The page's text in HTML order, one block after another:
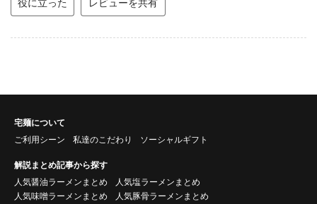
役に立った レビューを共有
宅麺について
ご利用シーン
私達のこだわり ソーシャルギフト
解説まとめ記事から探す
人気醤油ラーメンまとめ
人気塩ラーメンまとめ
人気味噌ラーメンまとめ
人気豚骨ラーメンまとめ